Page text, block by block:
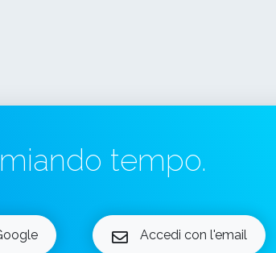
tempo.
Accedi con l'email